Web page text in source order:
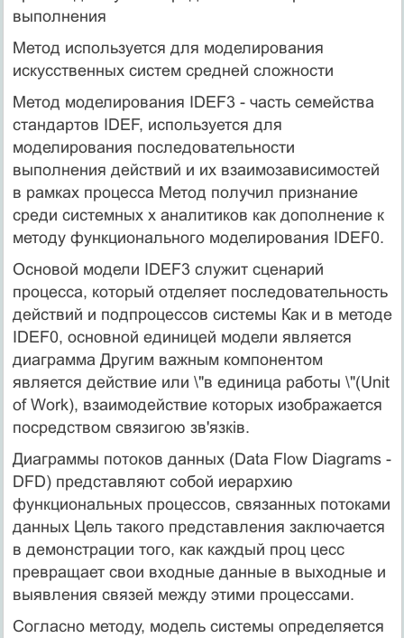
выполнения
Метод используется для моделирования
искусственных систем средней сложности
Метод моделирования IDEF3 - часть семейства
стандартов IDEF, используется для
моделирования последовательности
выполнения действий и их взаимозависимостей
в рамках процесса Метод получил признание
среди системных х аналитиков как дополнение к
методу функционального моделирования IDEF0.
Основой модели IDEF3 служит сценарий
процесса, который отделяет последовательность
действий и подпроцессов системы Как и в методе
IDEF0, основной единицей модели является
диаграмма Другим важным компонентом
является действие или \"в единица работы \"(Unit
of Work), взаимодействие которых изображается
посредством связигою зв'язків.
Диаграммы потоков данных (Data Flow Diagrams -
DFD) представляют собой иерархию
функциональных процессов, связанных потоками
данных Цель такого представления заключается
в демонстрации того, как каждый проц цесс
превращает свои входные данные в выходные и
выявления связей между этими процессами.
Согласно методу, модель системы определяется